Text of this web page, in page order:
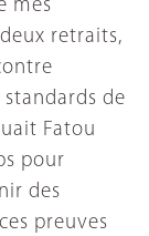
mes
retraits,
de
Fatou
pour
des
preuves